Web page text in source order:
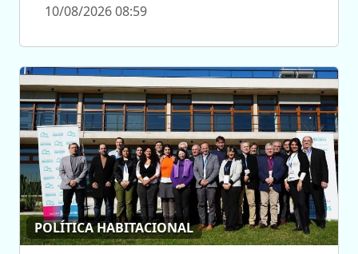
10/08/2026 08:59
POLÍTICA HABITACIONAL